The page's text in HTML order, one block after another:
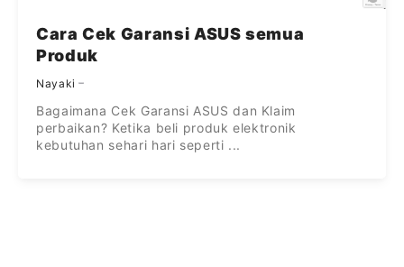
Cara Cek Garansi ASUS semua
Produk
Nayaki
Bagaimana Cek Garansi ASUS dan Klaim
perbaikan? Ketika beli produk elektronik
kebutuhan sehari hari seperti ...